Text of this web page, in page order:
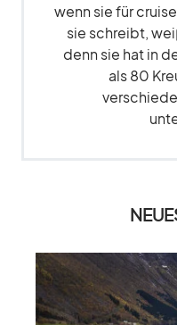
wenn sie für
sie schreibt,
denn sie hat in
als 80